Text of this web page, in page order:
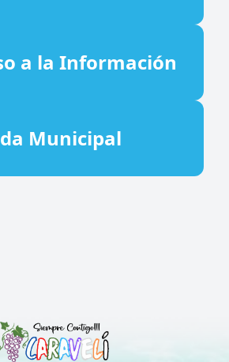
a la Información
Municipal